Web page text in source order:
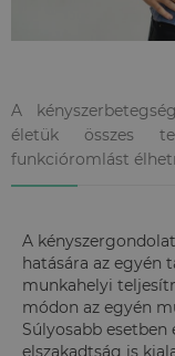
A
életük összes
funkcióromlást
A
hatására az egyén
munkahelyi
módon az egyén
Súlyosabb
elszakadtság is